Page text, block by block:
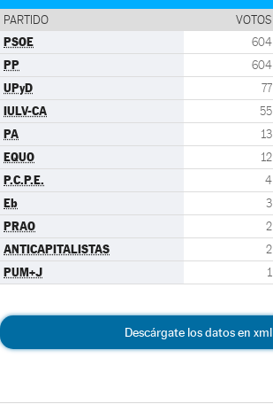
PARTIDO VOTOS
PSOE 604
PP 604
UPyD 77
IULV-CA 55
PA 13
EQUO 12
P.C.P.E. 4
Eb 3
PRAO 2
ANTICAPITALISTAS 2
PUM+J 1
Descárgate los datos en xml